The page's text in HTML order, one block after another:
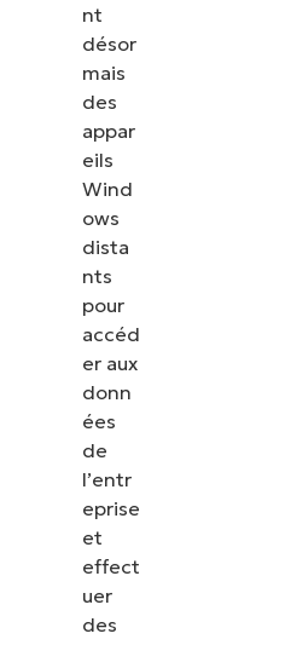
nt
désor
mais
des
appar
eils
Wind
ows
dista
nts
pour
accéd
er aux
donn
ées
de
l’entr
eprise
et
effect
uer
des